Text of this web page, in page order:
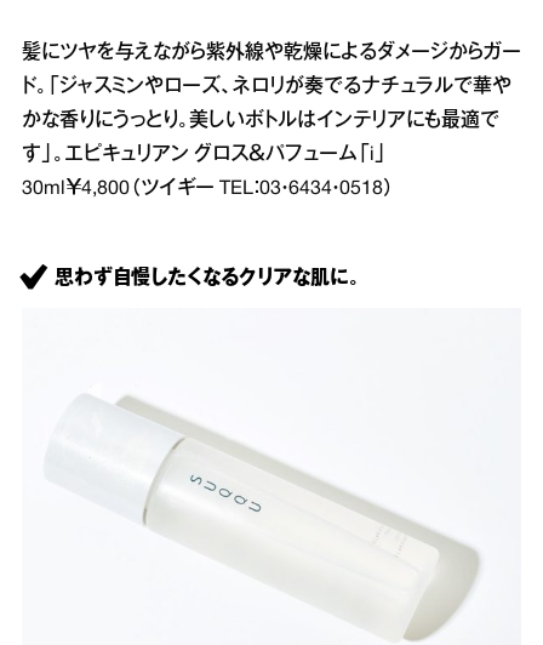
髪にツヤを与えながら紫外線や乾燥によるダメージからガー
ド。「ジャスミンやローズ、ネロリが奏でるナチュラルで華や
かな香りにうっとり。美しいボトルはインテリアにも最適で
す」。エピキュリアン グロス＆パフューム「i」
30ml￥4,800（ツイギー TEL：03・6434・0518）
思わず自慢したくなるクリアな肌に。